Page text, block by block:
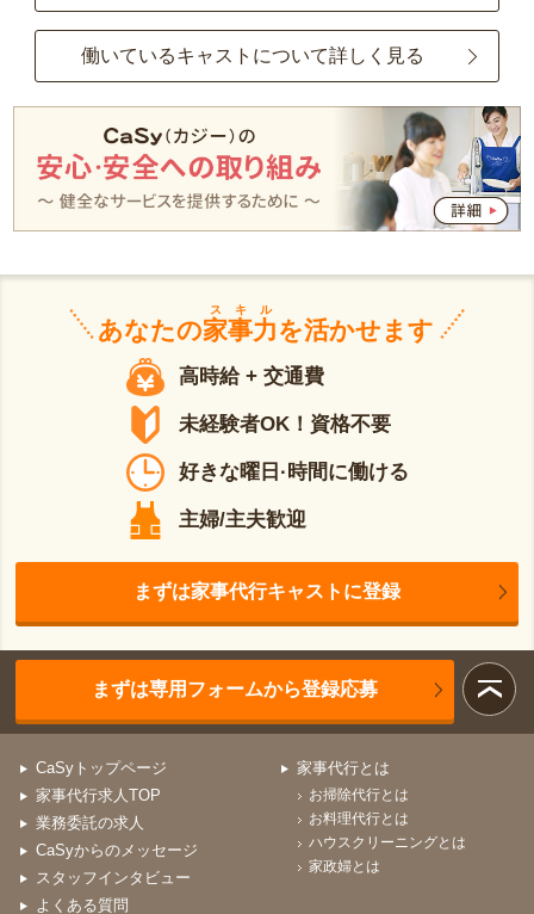
働いているキャストについて詳しく見る
あなたの家事力
スキル
を活かせます
高時給 + 交通費
未経験者OK！資格不要
好きな曜日·時間に働ける
主婦/主夫歓迎
まずは家事代行キャストに登録
まずは専用フォームから登録応募
CaSyトップページ
家事代行求人TOP
業務委託の求人
CaSyからのメッセージ
スタッフインタビュー
よくある質問
家事代行とは
お掃除代行とは
お料理代行とは
ハウスクリーニングとは
家政婦とは